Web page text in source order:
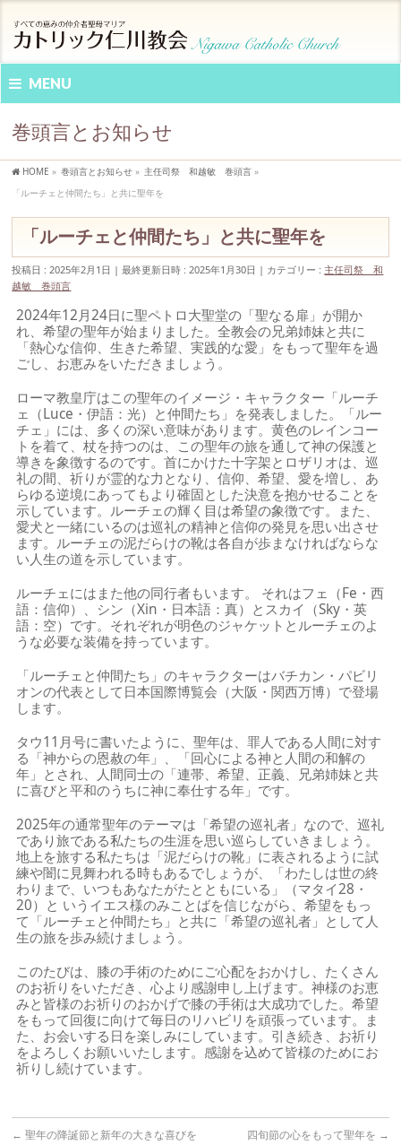
MENU
巻頭言とお知らせ
HOME » 巻頭言とお知らせ » 主任司祭 和越敏 巻頭言 »
「ルーチェと仲間たち」と共に聖年を
「ルーチェと仲間たち」と共に聖年を
投稿日 : 2025年2月1日 最終更新日時 : 2025年1月30日 カテゴリー : 主任司祭 和
越敏 巻頭言
2024年12月24日に聖ペトロ大聖堂の「聖なる扉」が開か
れ、希望の聖年が始まりました。全教会の兄弟姉妹と共に
「熱心な信仰、生きた希望、実践的な愛」をもって聖年を過
ごし、お恵みをいただきましょう。
ローマ教皇庁はこの聖年のイメージ・キャラクター「ルーチ
ェ（Luce・伊語：光）と仲間たち」を発表しました。「ルー
チェ」には、多くの深い意味があります。黄色のレインコー
トを着て、杖を持つのは、この聖年の旅を通して神の保護と
導きを象徴するのです。首にかけた十字架とロザリオは、巡
礼の間、祈りが霊的な力となり、信仰、希望、愛を増し、あ
らゆる逆境にあってもより確固とした決意を抱かせることを
示しています。ルーチェの輝く目は希望の象徴です。また、
愛犬と一緒にいるのは巡礼の精神と信仰の発見を思い出させ
ます。ルーチェの泥だらけの靴は各自が歩まなければならな
い人生の道を示しています。
ルーチェにはまた他の同行者もいます。 それはフェ（Fe・西
語：信仰）、シン（Xin・日本語：真）とスカイ（Sky・英
語：空）です。それぞれが明色のジャケットとルーチェのよ
うな必要な装備を持っています。
「ルーチェと仲間たち」のキャラクターはバチカン・パビリ
オンの代表として日本国際博覧会（大阪・関西万博）で登場
します。
タウ11月号に書いたように、聖年は、罪人である人間に対す
る「神からの恩赦の年」、「回心による神と人間の和解の
年」とされ、人間同士の「連帯、希望、正義、兄弟姉妹と共
に喜びと平和のうちに神に奉仕する年」です。
2025年の通常聖年のテーマは「希望の巡礼者」なので、巡礼
であり旅である私たちの生涯を思い巡らしていきましょう。
地上を旅する私たちは「泥だらけの靴」に表されるように試
練や闇に見舞われる時もあるでしょうが、「わたしは世の終
わりまで、いつもあなたがたとともにいる」（マタイ28・
20）と いうイエス様のみことばを信じながら、希望をもっ
て「ルーチェと仲間たち」と共に「希望の巡礼者」として人
生の旅を歩み続けましょう。
このたびは、膝の手術のためにご心配をおかけし、たくさん
のお祈りをいただき、心より感謝申し上げます。神様のお恵
みと皆様のお祈りのおかげで膝の手術は大成功でした。希望
をもって回復に向けて毎日のリハビリを頑張っています。ま
た、お会いする日を楽しみにしています。引き続き、お祈り
をよろしくお願いいたします。感謝を込めて皆様のためにお
祈りし続けています。
← 聖年の降誕節と新年の大きな喜びを 四旬節の心をもって聖年を →